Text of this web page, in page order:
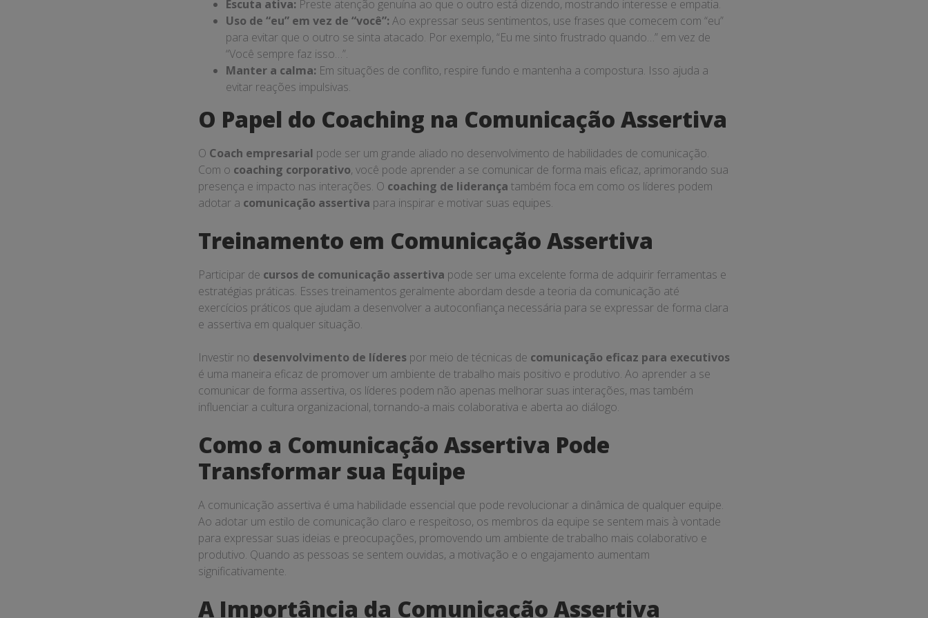
Escuta ativa: Preste atenção genuína ao que o outro está dizendo, mostrando interesse e empatia.
Uso de “eu” em vez de “você”: Ao expressar seus sentimentos, use frases que comecem com “eu”
para evitar que o outro se sinta atacado. Por exemplo, “Eu me sinto frustrado quando…” em vez de
“Você sempre faz isso…”.
Manter a calma: Em situações de conflito, respire fundo e mantenha a compostura. Isso ajuda a
evitar reações impulsivas.
O Papel do Coaching na Comunicação Assertiva
O Coach empresarial pode ser um grande aliado no desenvolvimento de habilidades de comunicação.
Com o coaching corporativo, você pode aprender a se comunicar de forma mais eficaz, aprimorando sua
presença e impacto nas interações. O coaching de liderança também foca em como os líderes podem
adotar a comunicação assertiva para inspirar e motivar suas equipes.
Treinamento em Comunicação Assertiva
Participar de cursos de comunicação assertiva pode ser uma excelente forma de adquirir ferramentas e
estratégias práticas. Esses treinamentos geralmente abordam desde a teoria da comunicação até
exercícios práticos que ajudam a desenvolver a autoconfiança necessária para se expressar de forma clara
e assertiva em qualquer situação.
Investir no desenvolvimento de líderes por meio de técnicas de comunicação eficaz para executivos
é uma maneira eficaz de promover um ambiente de trabalho mais positivo e produtivo. Ao aprender a se
comunicar de forma assertiva, os líderes podem não apenas melhorar suas interações, mas também
influenciar a cultura organizacional, tornando-a mais colaborativa e aberta ao diálogo.
Como a Comunicação Assertiva Pode
Transformar sua Equipe
A comunicação assertiva é uma habilidade essencial que pode revolucionar a dinâmica de qualquer equipe.
Ao adotar um estilo de comunicação claro e respeitoso, os membros da equipe se sentem mais à vontade
para expressar suas ideias e preocupações, promovendo um ambiente de trabalho mais colaborativo e
produtivo. Quando as pessoas se sentem ouvidas, a motivação e o engajamento aumentam
significativamente.
A Importância da Comunicação Assertiva